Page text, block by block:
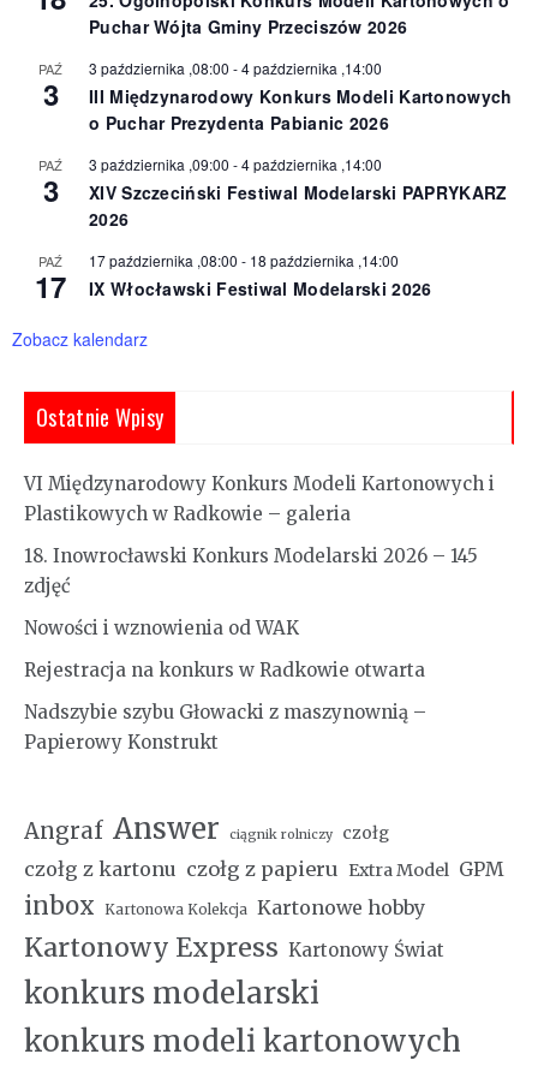
Puchar Wójta Gminy Przeciszów 2026
PAŹ
3
3 października ,08:00 -4 października ,14:00
III Międzynarodowy Konkurs Modeli Kartonowych
o Puchar Prezydenta Pabianic 2026
PAŹ
3
3 października ,09:00 -4 października ,14:00
XIV Szczeciński Festiwal Modelarski PAPRYKARZ
2026
PAŹ
17
17 października ,08:00 - 18 października ,14:00
IX Włocławski Festiwal Modelarski 2026
Zobacz kalendarz
Ostatnie Wpisy
VI Międzynarodowy Konkurs Modeli Kartonowych i
Plastikowych w Radkowie – galeria
18. Inowrocławski Konkurs Modelarski 2026 – 145
zdjęć
Nowości i wznowienia od WAK
Rejestracja na konkurs w Radkowie otwarta
Nadszybie szybu Głowacki z maszynownią –
Papierowy Konstrukt
Angraf Answer ciągnik rolniczy czołg
czołg z kartonu czołg z papieru Extra Model GPM
inbox Kartonowa Kolekcja Kartonowe hobby
Kartonowy Express Kartonowy Świat
konkurs modelarski
konkurs modeli kartonowych